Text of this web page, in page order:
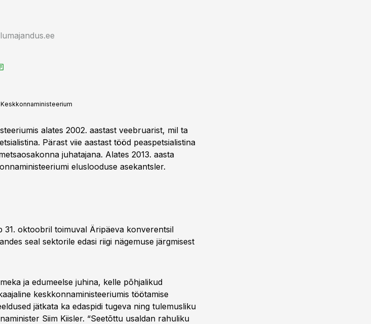
Keskkonnaministeerium
alates 2002. aastast veebruarist, mil ta
Pärast viie aastast tööd peaspetsialistina
juhatajana. Alates 2013. aasta
eluslooduse asekantsler.
31. oktoobril toimuval Äripäeva konverentsil
seal sektorile edasi riigi nägemuse järgmisest
ja edumeelse juhina, kelle põhjalikud
keskkonnaministeeriumis töötamise
jätkata ka edaspidi tugeva ning tulemusliku
Siim Kiisler. “Seetõttu usaldan rahuliku